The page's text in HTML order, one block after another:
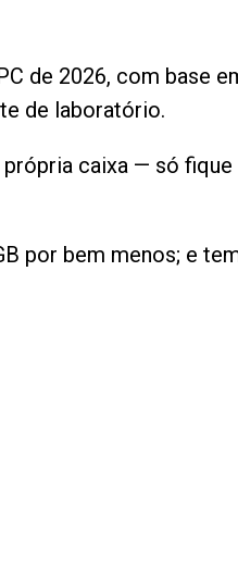
de 2026, com base
de laboratório.
caixa — só
por bem menos; e